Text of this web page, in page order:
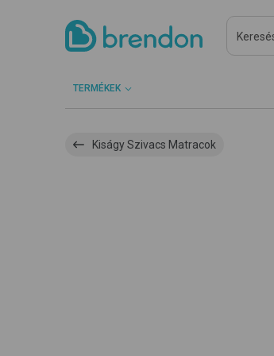
TERMÉKEK
Kiságy Szivacs Matracok